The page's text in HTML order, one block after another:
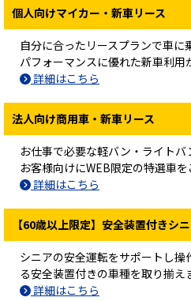
個人向けマイカー・新車リース
自分に合ったリースプランで車に
パフォーマンスに優れた新車利用
詳細はこちら
法人向け商用車・新車リース
お仕事で必要な軽バン・ライト
お客様向けにWEB限定の特選車を
詳細はこちら
【60歳以上限定】安全装置付きシ
シニアの安全運転をサポートし
る安全装置付きの車種を取り揃え
詳細はこちら